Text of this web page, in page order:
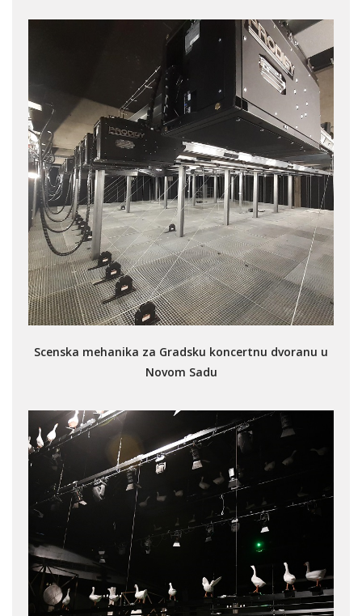
Scenska mehanika za Gradsku koncertnu dvoranu u
Novom Sadu